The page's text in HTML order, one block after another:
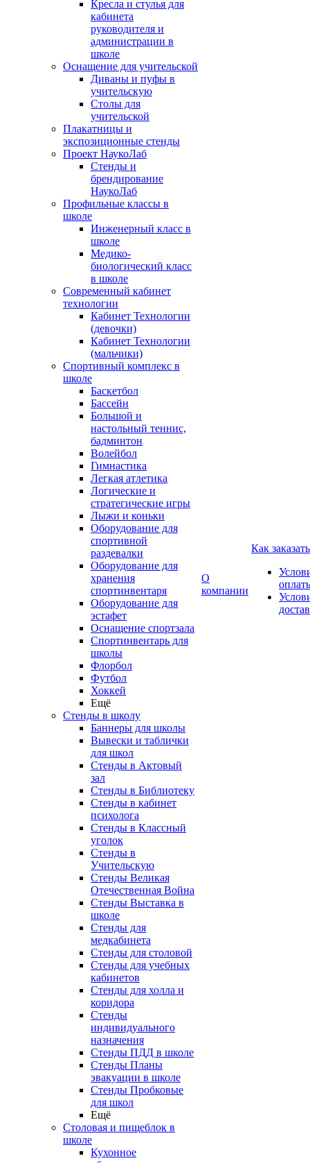
Кресла и стулья для
кабинета
руководителя и
администрации в
школе
Оснащение для учительской
Диваны и пуфы в
учительскую
Столы для
учительской
Плакатницы и
экспозиционные стенды
Проект НаукоЛаб
Стенды и
брендирование
НаукоЛаб
Профильные классы в
школе
Инженерный класс в
школе
Медико-
биологический класс
в школе
Современный кабинет
технологии
Кабинет Технологии
(девочки)
Кабинет Технологии
(мальчики)
Спортивный комплекс в
школе
Баскетбол
Бассейн
Большой и
настольный теннис,
бадминтон
Волейбол
Гимнастика
Легкая атлетика
Логические и
стратегические игры
Лыжи и коньки
Оборудование для
спортивной
раздевалки
Оборудование для
хранения
спортинвентаря
Оборудование для
эстафет
Оснащение спортзала
Спортинвентарь для
школы
Флорбол
Футбол
Хоккей
Ещё
Стенды в школу
Баннеры для школы
Вывески и таблички
для школ
Стенды в Актовый
зал
Стенды в Библиотеку
Стенды в кабинет
психолога
Стенды в Классный
уголок
Стенды в
Учительскую
Стенды Великая
Отечественная Война
Стенды Выставка в
школе
Стенды для
медкабинета
Стенды для столовой
Стенды для учебных
кабинетов
Стенды для холла и
коридора
Стенды
индивидуального
назначения
Стенды ПДД в школе
Стенды Планы
эвакуации в школе
Стенды Пробковые
для школ
Ещё
Столовая и пищеблок в
школе
Кухонное
О
компании
Как